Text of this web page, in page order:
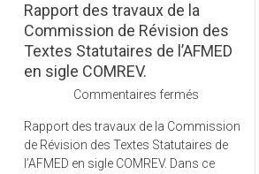
Rapport des travaux de la
Commission de Révision des
Textes Statutaires de l’AFMED
en sigle COMREV.
Commentaires fermés
des
travaux
de
Rapport des travaux de la Commission
de Révision des Textes Statutaires de
l’AFMED en sigle COMREV. Dans ce